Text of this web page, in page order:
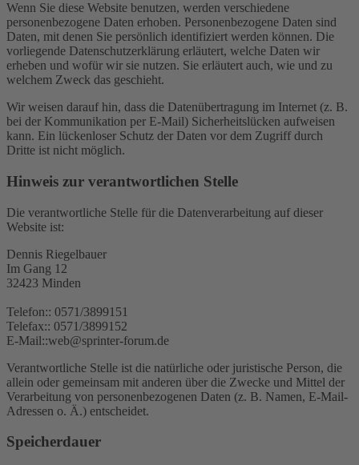
Wenn Sie diese Website benutzen, werden verschiedene
personenbezogene Daten erhoben. Personenbezogene Daten sind
Daten, mit denen Sie persönlich identifiziert werden können. Die
vorliegende Datenschutzerklärung erläutert, welche Daten wir
erheben und wofür wir sie nutzen. Sie erläutert auch, wie und zu
welchem Zweck das geschieht.
Wir weisen darauf hin, dass die Datenübertragung im Internet (z. B.
bei der Kommunikation per E-Mail) Sicherheitslücken aufweisen
kann. Ein lückenloser Schutz der Daten vor dem Zugriff durch
Dritte ist nicht möglich.
Hinweis zur verantwortlichen Stelle
Die verantwortliche Stelle für die Datenverarbeitung auf dieser
Website ist:
Dennis Riegelbauer
Im Gang 12
32423 Minden
Telefon:: 0571/3899151
Telefax:: 0571/3899152
E-Mail::web@sprinter-forum.de
Verantwortliche Stelle ist die natürliche oder juristische Person, die
allein oder gemeinsam mit anderen über die Zwecke und Mittel der
Verarbeitung von personenbezogenen Daten (z. B. Namen, E-Mail-
Adressen o. Ä.) entscheidet.
Speicherdauer